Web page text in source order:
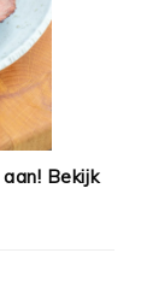
Bekijk